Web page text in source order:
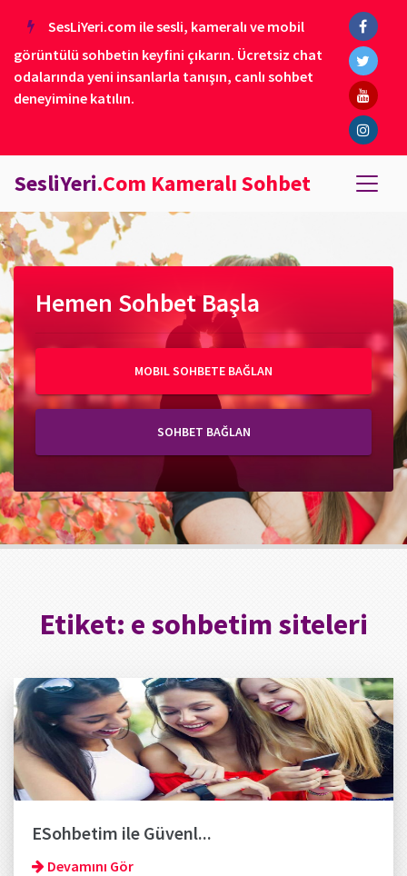
SesLiYeri.com ile sesli, kameralı ve mobil
görüntülü sohbetin keyfini çıkarın. Ücretsiz chat
odalarında yeni insanlarla tanışın, canlı sohbet
deneyimine katılın.
SesliYeri.Com Kameralı Sohbet
Hemen Sohbet Başla
MOBIL SOHBETE BAĞLAN
SOHBET BAĞLAN
Etiket: e sohbetim siteleri
ESohbetim ile Güvenl...
Devamını Gör